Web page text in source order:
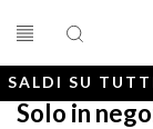
SALDI SU
Solo in